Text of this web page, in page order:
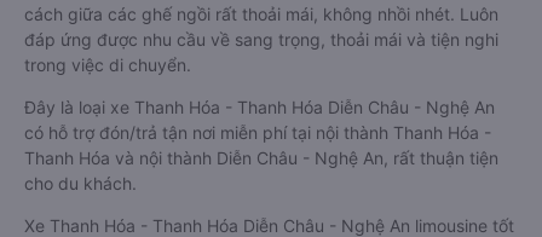
cách giữa các ghế ngồi rất thoải mái, không nhồi nhét. Luôn
đáp ứng được nhu cầu về sang trọng, thoải mái và tiện nghi
trong việc di chuyển.
Đây là loại xe Thanh Hóa - Thanh Hóa Diễn Châu - Nghệ An
có hỗ trợ đón/trả tận nơi miễn phí tại nội thành Thanh Hóa -
Thanh Hóa và nội thành Diễn Châu - Nghệ An, rất thuận tiện
cho du khách.
Xe Thanh Hóa - Thanh Hóa Diễn Châu - Nghệ An limousine tốt